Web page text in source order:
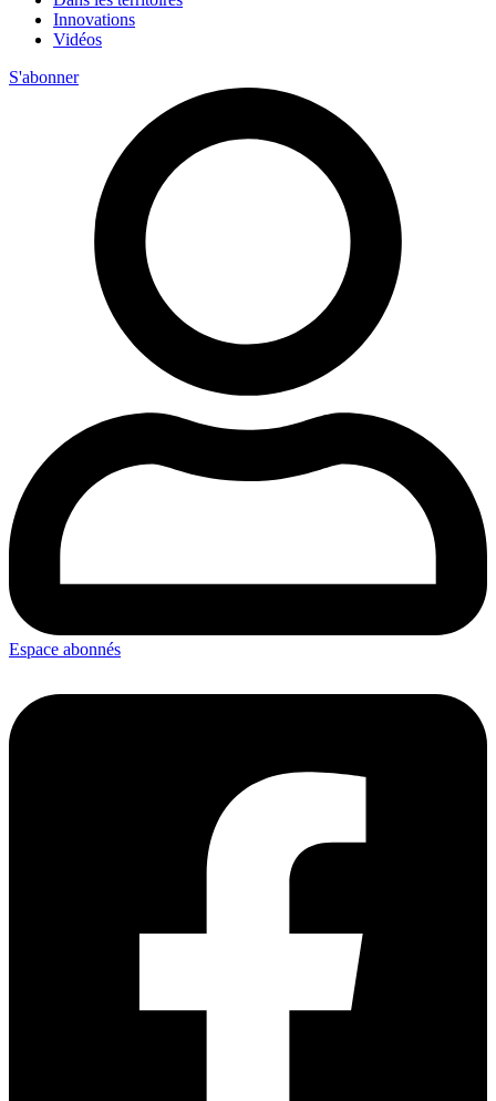
Innovations
Vidéos
S'abonner
Espace abonnés